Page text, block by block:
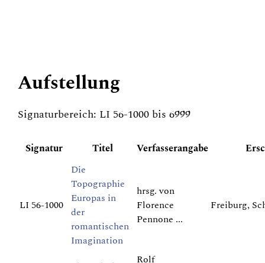
Aufstellung
Signaturbereich: LI 56-1000 bis 6999
Signatur Titel Verfasserangabe
LI 56-1000
Die
Topographie
Europas in
der
romantischen
Imagination
hrsg. von
Florence
Pennone ...
Freiburg,
Rolf